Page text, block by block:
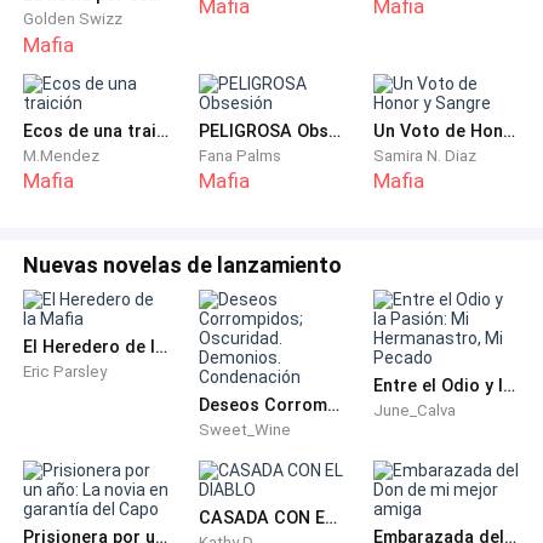
él.
—Bueno, Stefan Corsetti —digo mientras me pongo
los guantes—. Espero que tengas ganas de vivir.
Porque esto va a doler como el infierno.
dolor es solo otro maldito juego.
Comienzo a limpiar la herida de su hombro con
movimientos rápidos y eficientes, pero claro, no podía
ser tan sencillo. Porque tengo a un puto gorila de dos
metros pegado a mí, tocándome los cojones con su
—¿Puedes dejar de mirarme como si fuera a asesinar
Golden Swizz
Mafia
Mafia Mafia
Ecos de una traición
M.Mendez
Mafia
PELIGROSA Obsesión
Fana Palms
Mafia
Un Voto de Honor y Sangre
Samira N. Diaz
Mafia
Nuevas novelas de lanzamiento
El Heredero de la Mafia
Eric Parsley
Deseos Corrompidos; Oscuridad. Demonios. Condenación
Sweet_Wine
Entre el Odio y la Pasión: Mi Hermanastro, Mi Pecado
June_Calva
Prisionera por un año: La novia en garantía del Capo
CASADA CON EL DIABLO
Embarazada del Don de mi mejor amiga